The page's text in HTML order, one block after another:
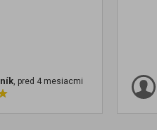
, pred 4 mesiacmi